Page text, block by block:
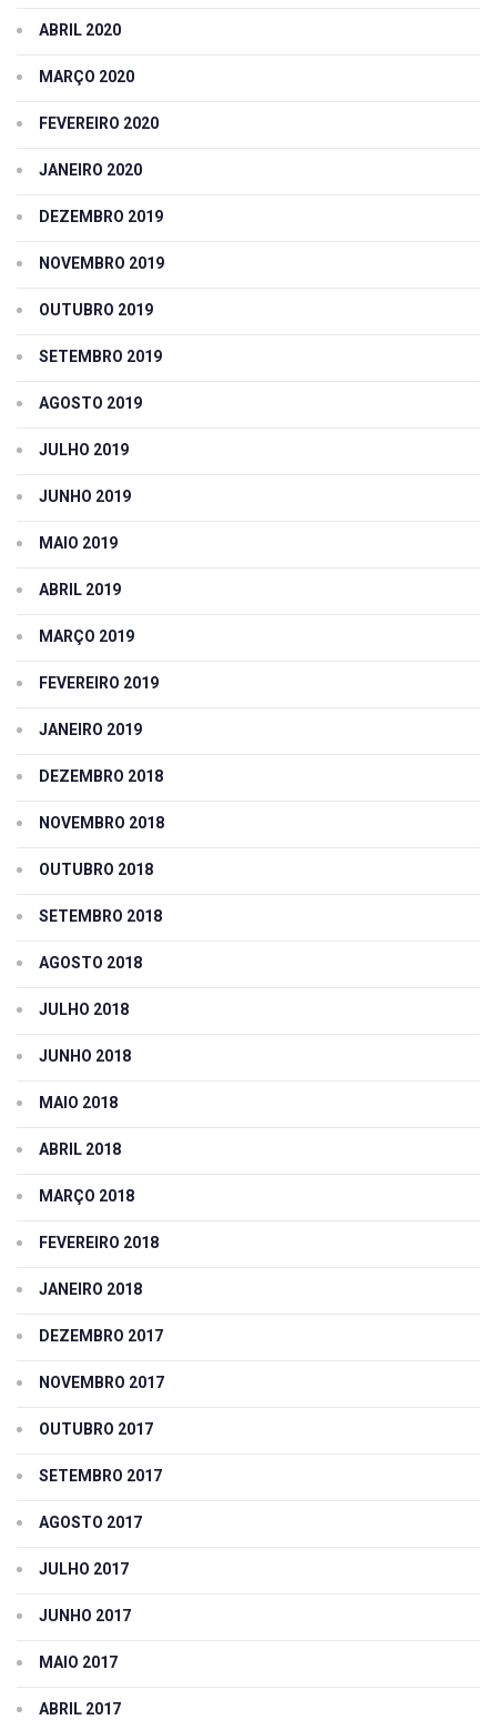
ABRIL 2020
MARÇO 2020
FEVEREIRO 2020
JANEIRO 2020
DEZEMBRO 2019
NOVEMBRO 2019
OUTUBRO 2019
SETEMBRO 2019
AGOSTO 2019
JULHO 2019
JUNHO 2019
MAIO 2019
ABRIL 2019
MARÇO 2019
FEVEREIRO 2019
JANEIRO 2019
DEZEMBRO 2018
NOVEMBRO 2018
OUTUBRO 2018
SETEMBRO 2018
AGOSTO 2018
JULHO 2018
JUNHO 2018
MAIO 2018
ABRIL 2018
MARÇO 2018
FEVEREIRO 2018
JANEIRO 2018
DEZEMBRO 2017
NOVEMBRO 2017
OUTUBRO 2017
SETEMBRO 2017
AGOSTO 2017
JULHO 2017
JUNHO 2017
MAIO 2017
ABRIL 2017